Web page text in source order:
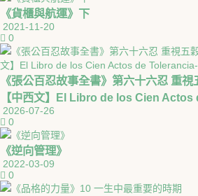
《貨櫃與航運》下
2021-11-20
0
《張公百忍故事全書》第六十六忍 重
【中西文】El Libro de los Cien
2026-07-26
0
《逆向管理》
2022-03-09
0